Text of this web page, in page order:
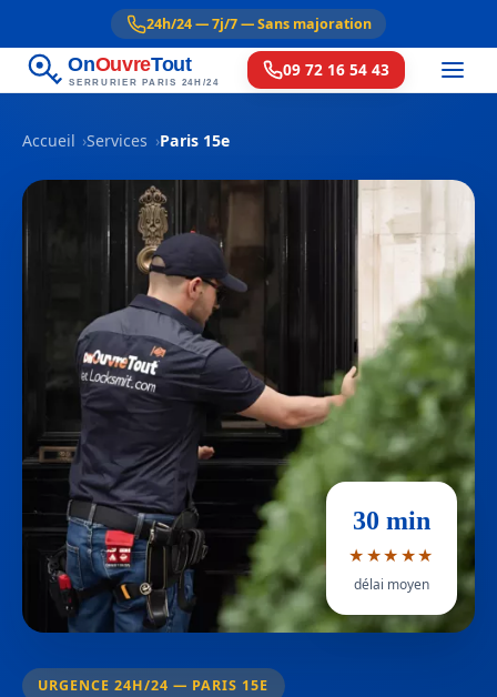
24h/24 — 7j/7 — Sans majoration
OnOuvreTout
SERRURIER PARIS 24H/24
09 72 16 54 43
Accueil Services Paris 15e
URGENCE 24H/24 — PARIS 15E
30 min
★★★★★
délai moyen